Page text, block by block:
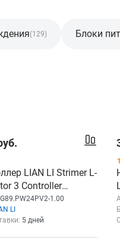
(129) Блоки
LIAN LI Strimer L-
3 Controller
1.00
G89.PW24PV2-1.00
LI
5 дней